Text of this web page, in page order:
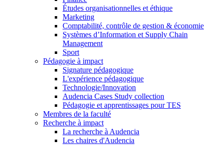
Études organisationnelles et éthique
Marketing
Comptabilité, contrôle de gestion & économie
Systèmes d’Information et Supply Chain
Management
Sport
Pédagogie à impact
Signature pédagogique
L'expérience pédagogique
Technologie/Innovation
Audencia Cases Study collection
Pédagogie et apprentissages pour TES
Membres de la faculté
Recherche à impact
La recherche à Audencia
Les chaires d'Audencia